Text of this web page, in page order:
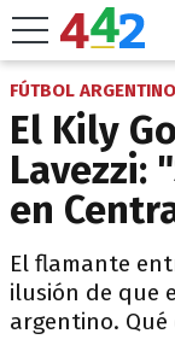
FÚTBOL ARGENTINO
El Kily
Lavezzi:
en
El flamante
ilusión de que
argentino. Qué